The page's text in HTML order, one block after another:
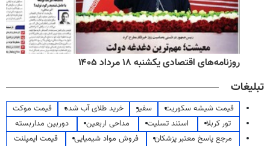
روزنامه‌های اقتصادی یکشنبه ۱۸ مرداد ۱۴۰۵
تبلیغات
قیمت شیشه سکوریت سفیر خرید طلای آب شده
قیمت موکت
تور کربلا
استند تسلیت مداحی اربعین
دوربین مداربسته
مرجع پاسخ معتبر پزشکان
فروش مواد شیمیایی
قیمت ایمپلنت